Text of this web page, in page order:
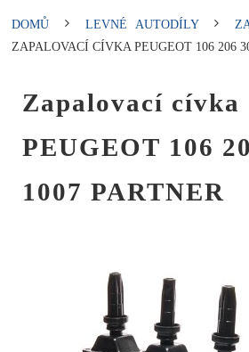
DOMŮ LEVNÉ AUTODÍLY
ZAPALOVACÍ CÍVKA PEUGEOT 106 206
Zapalovací cívka
PEUGEOT 106
1007 PARTNER